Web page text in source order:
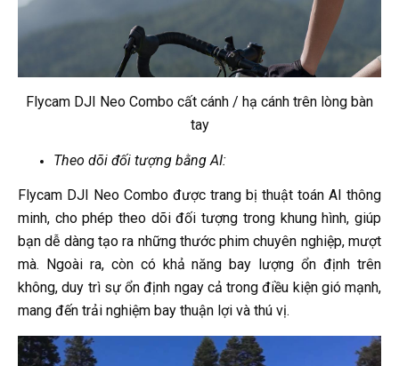
Flycam DJI Neo Combo cất cánh / hạ cánh trên lòng bàn
tay
Theo dõi đối tượng bằng AI:
Flycam DJI Neo Combo được trang bị thuật toán AI thông
minh, cho phép theo dõi đối tượng trong khung hình, giúp
bạn dễ dàng tạo ra những thước phim chuyên nghiệp, mượt
mà. Ngoài ra, còn có khả năng bay lượng ổn định trên
không, duy trì sự ổn định ngay cả trong điều kiện gió mạnh,
mang đến trải nghiệm bay thuận lợi và thú vị.